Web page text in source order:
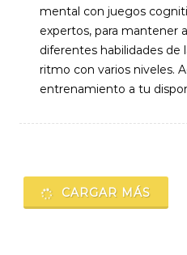
mental con juegos
expertos, para mantener
diferentes habilidades de
ritmo con varios niveles.
entrenamiento a tu
de
entradas
CARGAR MÁS